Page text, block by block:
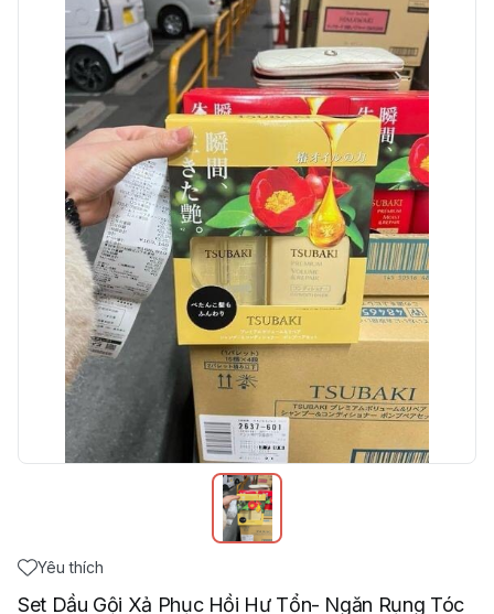
Yêu thích
Set Dầu Gội Xả Phục Hồi Hư Tổn- Ngăn Rụng Tóc